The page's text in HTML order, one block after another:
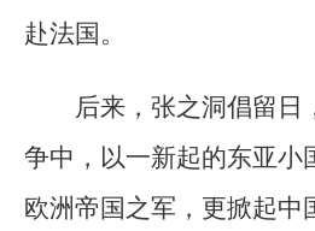
赴法国。
后来，张之洞倡留日
争中，以一新起的东亚小
欧洲帝国之军，更掀起中